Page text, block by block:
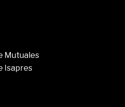
Mutuales
Isapres